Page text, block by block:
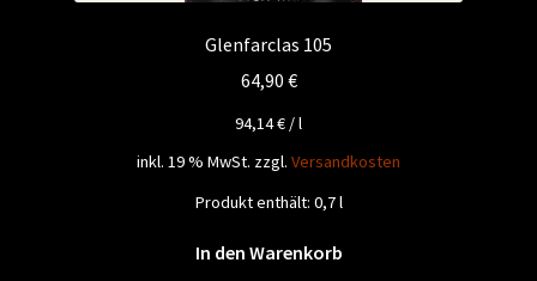
Glenfarclas 105
64,90 €
94,14€ /l
inkl. 19 % MwSt. zzgl. Versandkosten
Produkt enthält: 0,7l
In den Warenkorb